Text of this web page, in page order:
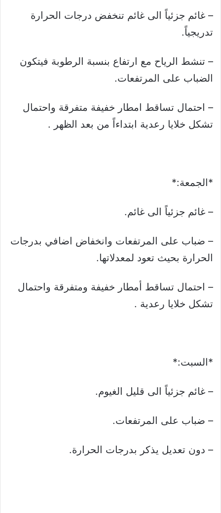
– غائم جزئياً الى غائم تنخفض درجات الحرارة
تدريجياً.
– تنشط الرياح مع ارتفاع بنسبة الرطوبة فيتكون
الضباب على المرتفعات.
– احتمال تساقط امطار خفيفة متفرقة واحتمال
تشكل خلايا رعدية ابتداءاً من بعد الظهر .
*الجمعة:*
– غائم جزئياً الى غائم.
– ضباب على المرتفعات وانخفاض اضافي بدرجات
الحرارة بحيث تعود لمعدلاتها.
– احتمال تساقط أمطار خفيفة ومتفرقة واحتمال
تشكل خلايا رعدية .
*السبت:*
– غائم جزئياً الى قليل الغيوم.
– ضباب على المرتفعات.
– دون تعديل يذكر بدرجات الحرارة.